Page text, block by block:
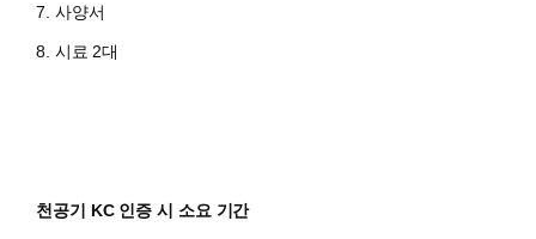
7. 사양서
8. 시료 2대
천공기 KC 인증 시 소요 기간